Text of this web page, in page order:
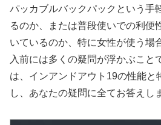
パッカブルバックパックという手
るのか、または普段使いでの利便
いているのか、特に女性が使う場
入前には多くの疑問が浮かぶこと
は、インアンドアウト19の性能と
し、あなたの疑問に全てお答えし